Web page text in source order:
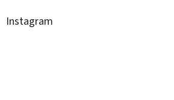
Instagram